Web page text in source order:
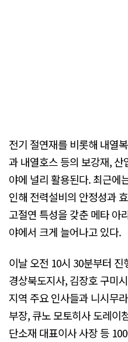
전기 절연재를 비롯해 내열
과 내열호스 등의 보강재,
야에 널리 활용된다. 최근에
인해 전력설비의 안정성과
고절연 특성을 갖춘 메타 아
야에서 크게 늘어나고 있다.
이날 오전 10시 30분부터
경상북도지사, 김장호 구미
지역 주요 인사들과 니시무
부장, 큐노 모토히사 도레이
단소재 대표이사 사장 등